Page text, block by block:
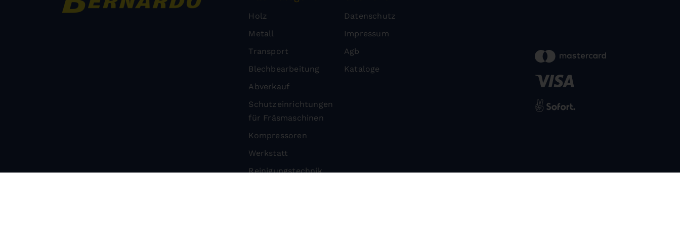
Holz
Metall
Transport
Blechbearbeitung
Abverkauf
Schutzeinrichtungen
für Fräsmaschinen
Kompressoren
Werkstatt
Reinigungstechnik
Datenschutz
Impressum
Agb
Kataloge